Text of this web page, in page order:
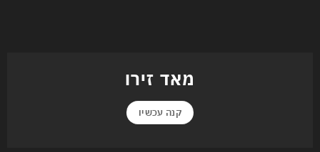
מאד זירו
קנה עכשיו